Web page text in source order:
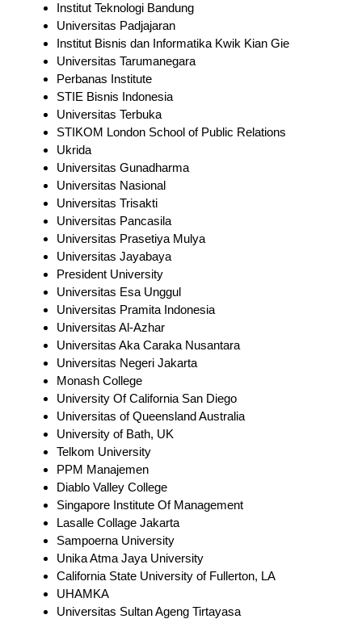
Institut Teknologi Bandung
Universitas Padjajaran
Institut Bisnis dan Informatika Kwik Kian Gie
Universitas Tarumanegara
Perbanas Institute
STIE Bisnis Indonesia
Universitas Terbuka
STIKOM London School of Public Relations
Ukrida
Universitas Gunadharma
Universitas Nasional
Universitas Trisakti
Universitas Pancasila
Universitas Prasetiya Mulya
Universitas Jayabaya
President University
Universitas Esa Unggul
Universitas Pramita Indonesia
Universitas Al-Azhar
Universitas Aka Caraka Nusantara
Universitas Negeri Jakarta
Monash College
University Of California San Diego
Universitas of Queensland Australia
University of Bath, UK
Telkom University
PPM Manajemen
Diablo Valley College
Singapore Institute Of Management
Lasalle Collage Jakarta
Sampoerna University
Unika Atma Jaya University
California State University of Fullerton, LA
UHAMKA
Universitas Sultan Ageng Tirtayasa